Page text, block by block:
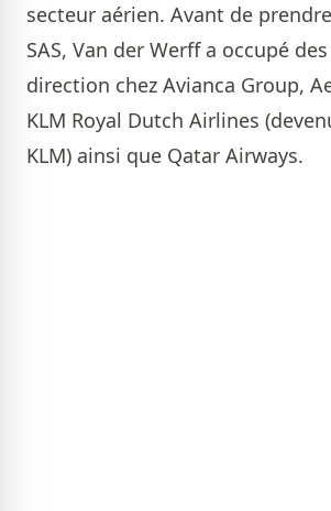
secteur aérien. Avant de
SAS, Van der Werff a occupé
direction chez Avianca Group,
KLM Royal Dutch Airlines
KLM) ainsi que Qatar Airways.